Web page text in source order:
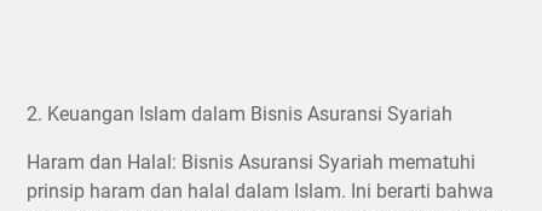
2. Keuangan Islam dalam Bisnis Asuransi Syariah
Haram dan Halal: Bisnis Asuransi Syariah mematuhi
prinsip haram dan halal dalam Islam. Ini berarti bahwa